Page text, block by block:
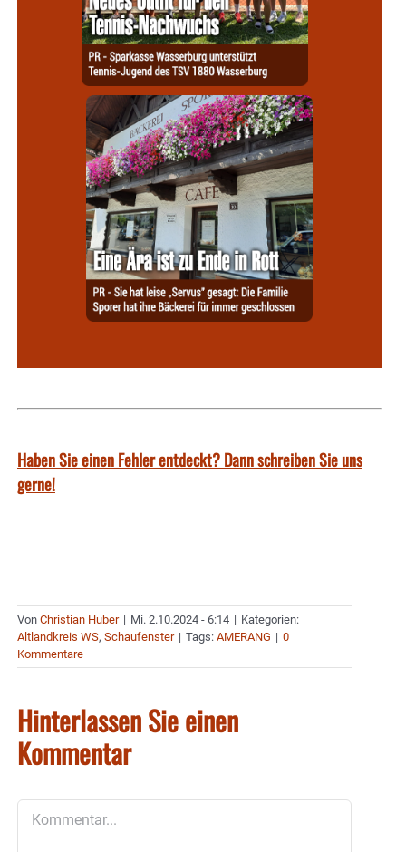
Haben Sie einen Fehler entdeckt? Dann schreiben Sie uns
gerne!
Von Christian Huber | Mi. 2.10.2024 - 6:14 | Kategorien:
Altlandkreis WS, Schaufenster | Tags: AMERANG | 0
Kommentare
Hinterlassen Sie einen
Kommentar